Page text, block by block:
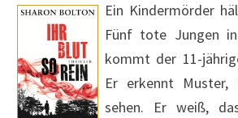
Ein Kindermörder
Fünf tote Jungen
kommt der 11-
Er erkennt
sehen. Er weiß,